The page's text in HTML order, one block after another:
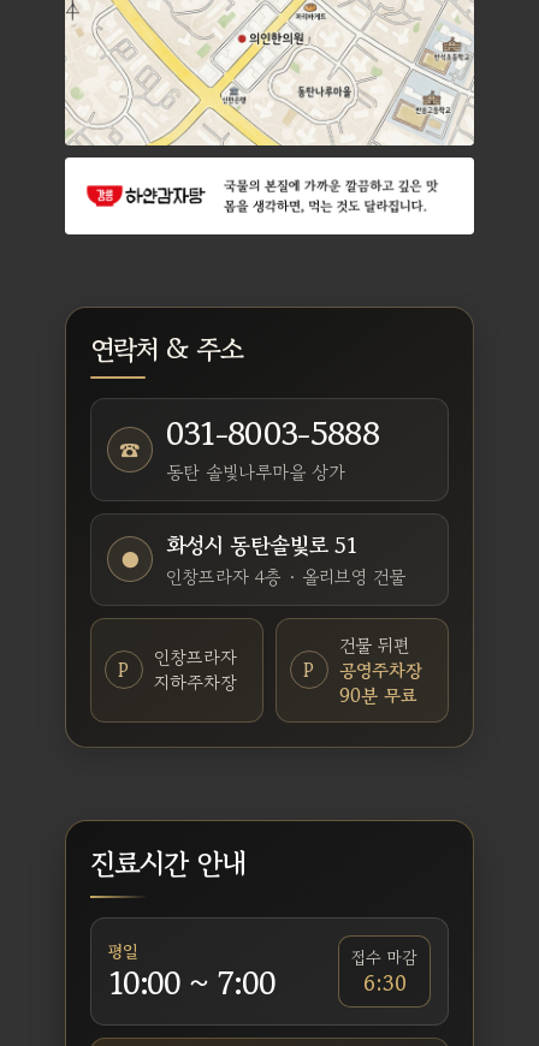
연락처 & 주소
☎ 031-8003-5888
동탄 솔빛나루마을 상가
● 화성시 동탄솔빛로 51
인창프라자 4층 · 올리브영 건물
P
인창프라자
지하주차장
P
건물 뒤편
공영주차장
90분 무료
진료시간 안내
평일
10:00 ~ 7:00
접수 마감
6:30